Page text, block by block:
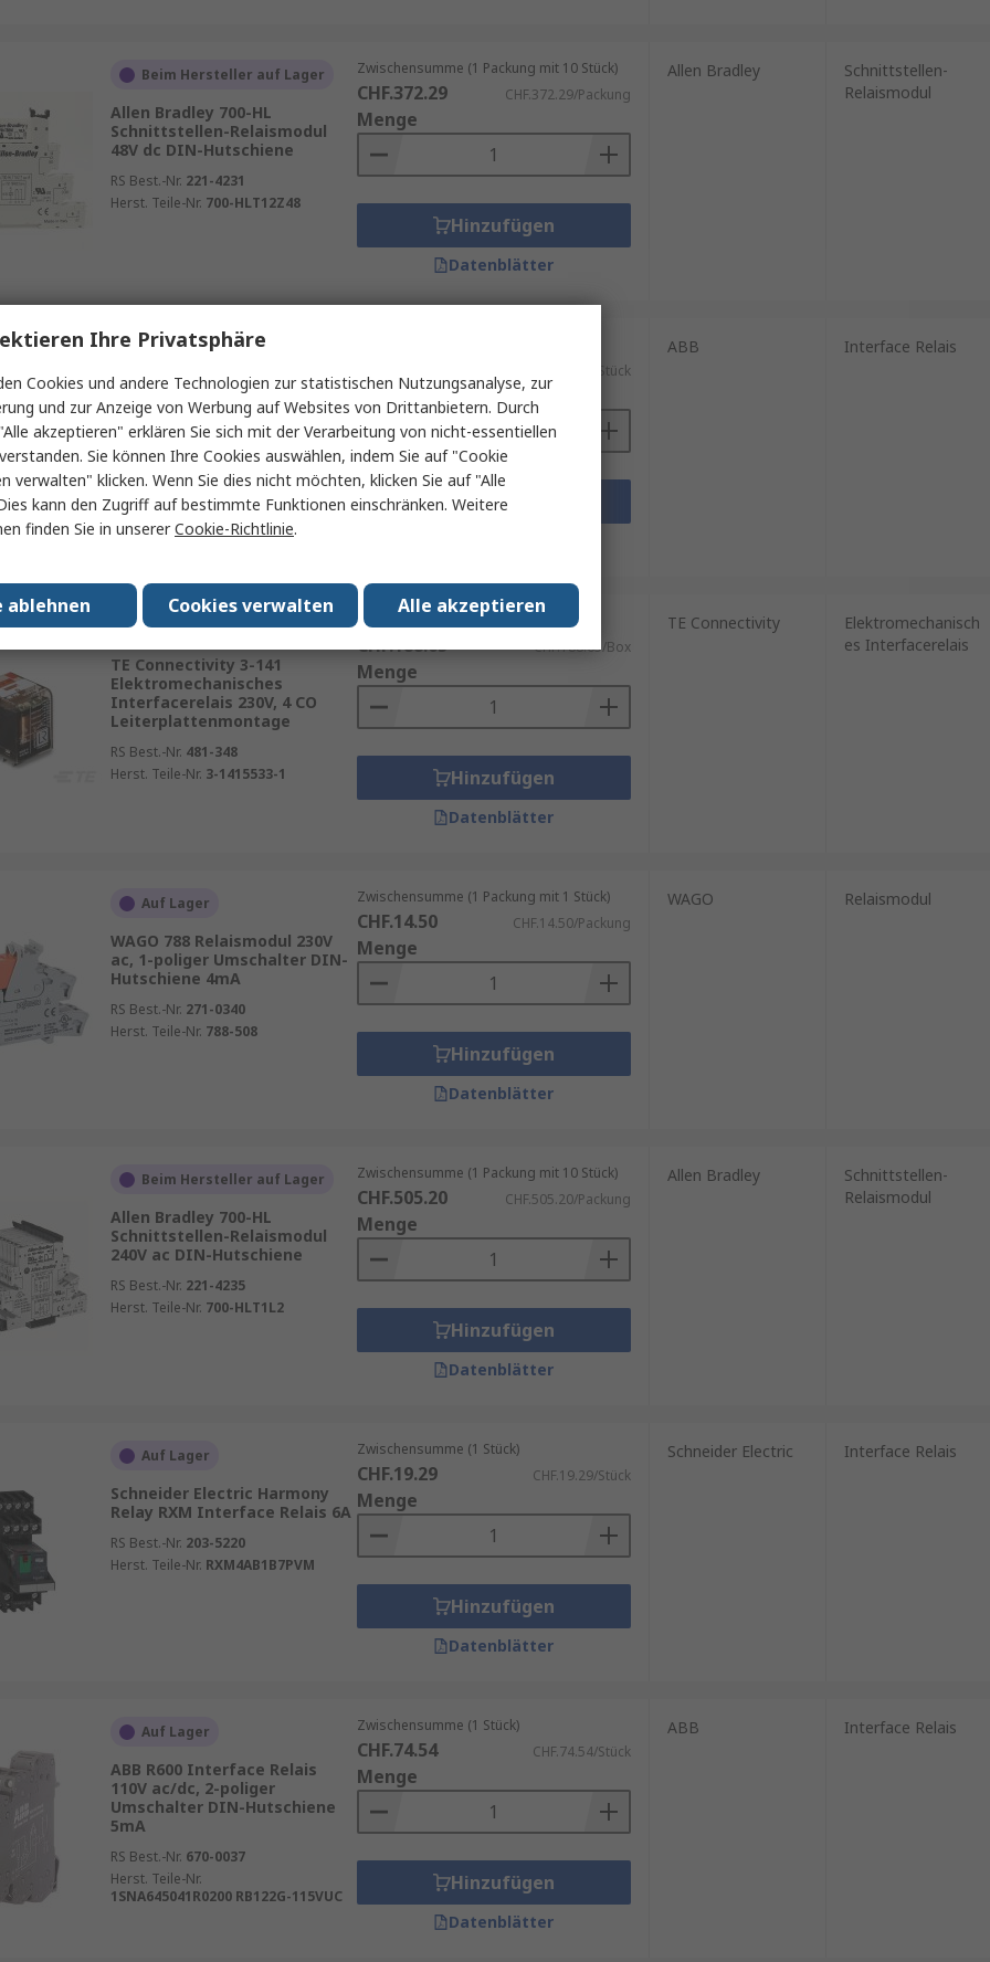
Beim Hersteller auf Lager
Allen Bradley 700-HL
Schnittstellen-Relaismodul
48V dc DIN-Hutschiene
RS Best.-Nr. 221-4231
Herst. Teile-Nr. 700-HLT12Z48
Zwischensumme (1 Packung mit 10 Stück)
CHF.372.29 CHF.372.29/Packung
Menge
Hinzufügen
Datenblätter
Allen Bradley
Schnittstellen-
Relaismodul
Auf Lager
ABB 1SBN0 Interface Relais
24V
RS Best.-Nr. 259-6044
Herst. Teile-Nr. 1SBN060300R1000
CHF.99.08/Stück
Menge
Hinzufügen
ABB Interface Relais
Beim Hersteller auf Lager
TE Connectivity 3-141
Elektromechanisches
Interfacerelais 230V, 4 CO
Leiterplattenmontage
RS Best.-Nr. 481-348
Herst. Teile-Nr. 3-1415533-1
Zwischensumme (1 Box mit 20 Stück)
CHF.188.65 CHF.188.65/Box
Menge
Hinzufügen
Datenblätter
TE Connectivity
Elektromechanisch
es Interfacerelais
Auf Lager
WAGO 788 Relaismodul 230V
ac, 1-poliger Umschalter DIN-
Hutschiene 4mA
RS Best.-Nr. 271-0340
Herst. Teile-Nr. 788-508
Zwischensumme (1 Packung mit 1 Stück)
CHF.14.50 CHF.14.50/Packung
Menge
Hinzufügen
Datenblätter
WAGO Relaismodul
Beim Hersteller auf Lager
Allen Bradley 700-HL
Schnittstellen-Relaismodul
240V ac DIN-Hutschiene
RS Best.-Nr. 221-4235
Herst. Teile-Nr. 700-HLT1L2
Zwischensumme (1 Packung mit 10 Stück)
CHF.505.20 CHF.505.20/Packung
Menge
Hinzufügen
Datenblätter
Allen Bradley
Schnittstellen-
Relaismodul
Auf Lager
Schneider Electric Harmony
Relay RXM Interface Relais 6A
RS Best.-Nr. 203-5220
Herst. Teile-Nr. RXM4AB1B7PVM
Zwischensumme (1 Stück)
CHF.19.29 CHF.19.29/Stück
Menge
Hinzufügen
Datenblätter
Schneider Electric Interface Relais
Auf Lager
ABB R600 Interface Relais
110V ac/dc, 2-poliger
Umschalter DIN-Hutschiene
5mA
RS Best.-Nr. 670-0037
Herst. Teile-Nr.
1SNA645041R0200 RB122G-115VUC
Zwischensumme (1 Stück)
CHF.74.54 CHF.74.54/Stück
Menge
Hinzufügen
Datenblätter
ABB Interface Relais
Ihre Privatsphäre
Cookies und andere Technologien zur statistischen Nutzungsanalyse, zur
und zur Anzeige von Werbung auf Websites von Drittanbietern. Durch
akzeptieren" erklären Sie sich mit der Verarbeitung von nicht-essentiellen
Sie können Ihre Cookies auswählen, indem Sie auf "Cookie
verwalten" klicken. Wenn Sie dies nicht möchten, klicken Sie auf "Alle
kann den Zugriff auf bestimmte Funktionen einschränken. Weitere
finden Sie in unsererCookie-Richtlinie.
Alle akzeptieren
Cookies verwalten
ablehnen